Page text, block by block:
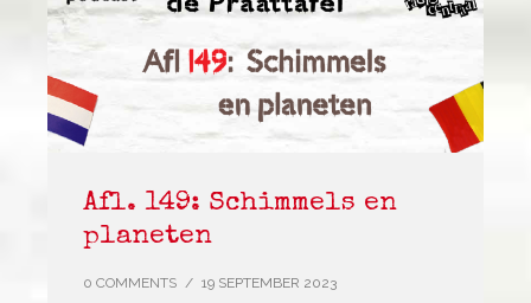
Afl. 149: Schimmels en
planeten
0 COMMENTS / 19 SEPTEMBER 2023